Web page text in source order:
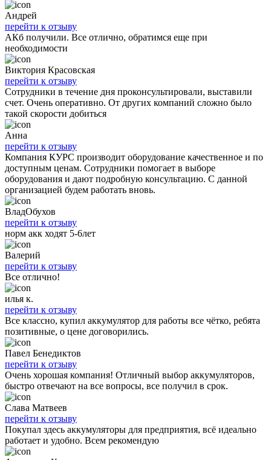
Андрей
перейти к отзыву
АКб получили. Все отлично, обратимся еще при
необходимости
Виктория Красовская
перейти к отзыву
Сотрудники в течение дня проконсультировали, выставили
счет. Очень оперативно. От других компаний сложно было
такой скорости добиться
Анна
перейти к отзыву
Компания КУРС производит оборудование качественное и по
доступным ценам. Сотрудники помогает в выборе
оборудования и дают подробную консультацию. С данной
организацией будем работать вновь.
ВладОбухов
перейти к отзыву
норм акк ходят 5-6лет
Валерий
перейти к отзыву
Все отлично!
илья к.
перейти к отзыву
Все классно, купил аккумулятор для работы все чётко, ребята
позитивные, о цене договорились.
Павел Бенедиктов
перейти к отзыву
Очень хорошая компания! Отличный выбор аккумуляторов,
быстро отвечают на все вопросы, все получил в срок.
Слава Матвеев
перейти к отзыву
Покупал здесь аккумуляторы для предприятия, всё идеально
работает и удобно. Всем рекомендую